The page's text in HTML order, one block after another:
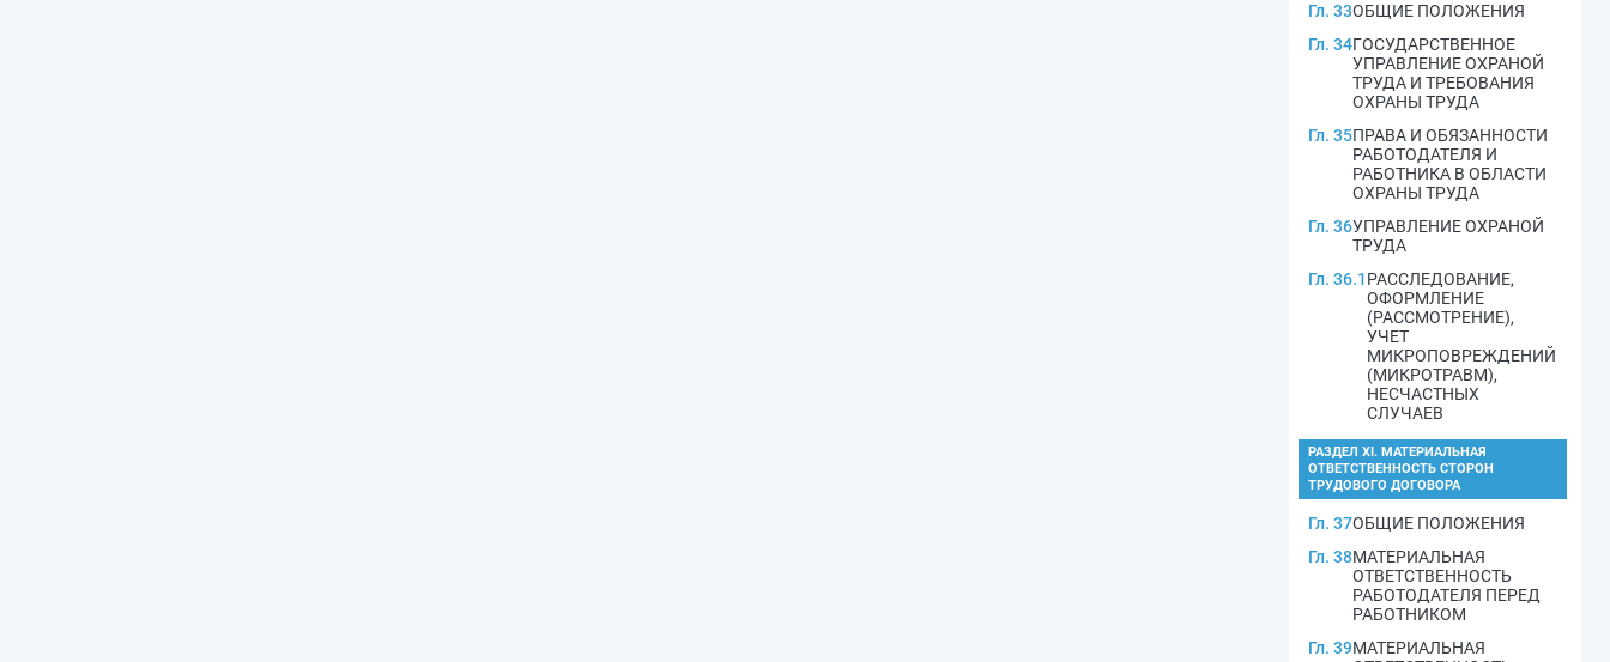
Гл. 33ОБЩИЕ ПОЛОЖЕНИЯ
Гл. 34ГОСУДАРСТВЕННОЕ
УПРАВЛЕНИЕ ОХРАНОЙ
ТРУДА И ТРЕБОВАНИЯ
ОХРАНЫ ТРУДА
Гл. 35ПРАВА И ОБЯЗАННОСТИ
РАБОТОДАТЕЛЯ И
РАБОТНИКА В ОБЛАСТИ
ОХРАНЫ ТРУДА
Гл. 36УПРАВЛЕНИЕ ОХРАНОЙ
ТРУДА
Гл. 36.1РАССЛЕДОВАНИЕ,
ОФОРМЛЕНИЕ
(РАССМОТРЕНИЕ),
УЧЕТ
МИКРОПОВРЕЖДЕНИЙ
(МИКРОТРАВМ),
НЕСЧАСТНЫХ
СЛУЧАЕВ
РАЗДЕЛ XI. МАТЕРИАЛЬНАЯ
ОТВЕТСТВЕННОСТЬ СТОРОН
ТРУДОВОГО ДОГОВОРА
Гл. 37ОБЩИЕ ПОЛОЖЕНИЯ
Гл. 38МАТЕРИАЛЬНАЯ
ОТВЕТСТВЕННОСТЬ
РАБОТОДАТЕЛЯ ПЕРЕД
РАБОТНИКОМ
Гл. 39МАТЕРИАЛЬНАЯ